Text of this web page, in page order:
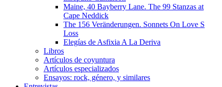
Maine, 40 Bayberry Lane. The 99 Stanzas at
Cape Neddick
The 156 Veränderungen. Sonnets On Love S
Loss
Elegías de Asfixia A La Deriva
Libros
Artículos de coyuntura
Artículos especializados
Ensayos: rock, género, y similares